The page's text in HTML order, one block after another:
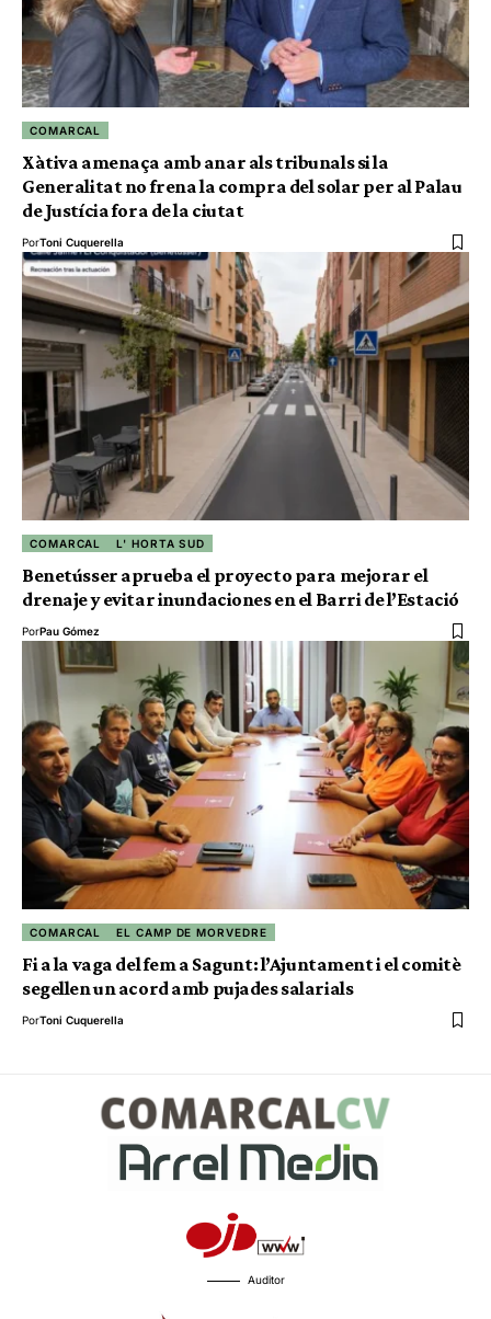
COMARCAL
Xàtiva amenaça amb anar als tribunals si la
Generalitat no frena la compra del solar per al Palau
de Justícia fora de la ciutat
PorToni Cuquerella
COMARCAL L' HORTA SUD
Benetússer aprueba el proyecto para mejorar el
drenaje y evitar inundaciones en el Barri de l’Estació
PorPau Gómez
COMARCAL EL CAMP DE MORVEDRE
Fi a la vaga del fem a Sagunt: l’Ajuntament i el comitè
segellen un acord amb pujades salarials
PorToni Cuquerella
Auditor